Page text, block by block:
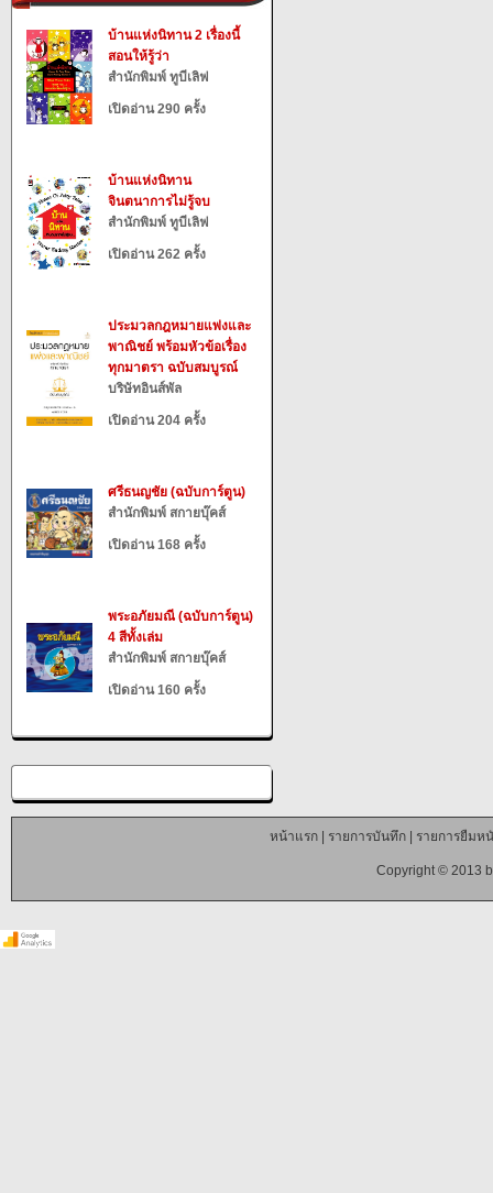
บ้านแห่งนิทาน 2 เรื่องนี้
สอนให้รู้ว่า
สำนักพิมพ์ ทูบีเลิฟ
เปิดอ่าน 290 ครั้ง
บ้านแห่งนิทาน
จินตนาการไม่รู้จบ
สำนักพิมพ์ ทูบีเลิฟ
เปิดอ่าน 262 ครั้ง
ประมวลกฎหมายแพ่งและ
พาณิชย์ พร้อมหัวข้อเรื่อง
ทุกมาตรา ฉบับสมบูรณ์
บริษัทอินส์พัล
เปิดอ่าน 204 ครั้ง
ศรีธนญชัย (ฉบับการ์ตูน)
สำนักพิมพ์ สกายบุ๊คส์
เปิดอ่าน 168 ครั้ง
พระอภัยมณี (ฉบับการ์ตูน)
4 สีทั้งเล่ม
สำนักพิมพ์ สกายบุ๊คส์
เปิดอ่าน 160 ครั้ง
หน้าแรก| รายการบันทึก| รายการยืมห
Copyright © 2013